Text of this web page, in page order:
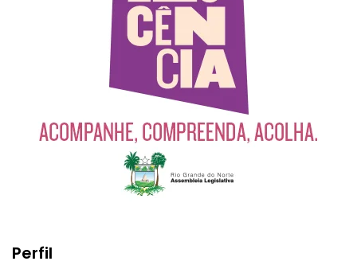
Perfil